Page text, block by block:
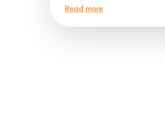
Read more